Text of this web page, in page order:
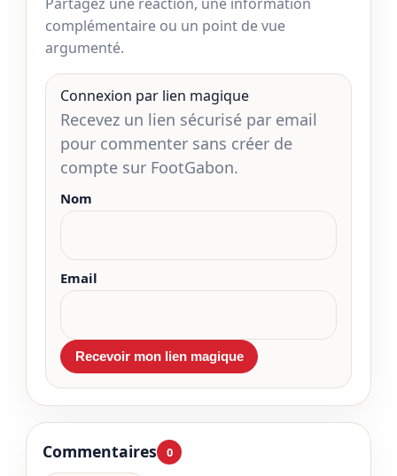
complémentaire ou un point de vue
argumenté.
Connexion par lien magique
Recevez un lien sécurisé par email
pour commenter sans créer de
compte sur FootGabon.
Nom
Email
Commentaires 0